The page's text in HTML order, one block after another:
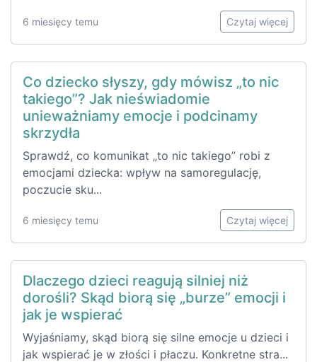
6 miesięcy temu Czytaj więcej
Co dziecko słyszy, gdy mówisz „to nic
takiego”? Jak nieświadomie
unieważniamy emocje i podcinamy
skrzydła
Sprawdź, co komunikat „to nic takiego” robi z
emocjami dziecka: wpływ na samoregulację,
poczucie sku...
6 miesięcy temu Czytaj więcej
Dlaczego dzieci reagują silniej niż
dorośli? Skąd biorą się „burze” emocji i
jak je wspierać
Wyjaśniamy, skąd biorą się silne emocje u dzieci i
jak wspierać je w złości i płaczu. Konkretne stra...